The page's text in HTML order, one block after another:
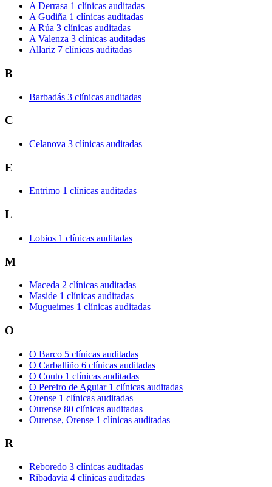
A Derrasa 1 clínicas auditadas
A Gudiña 1 clínicas auditadas
A Rúa 3 clínicas auditadas
A Valenza 3 clínicas auditadas
Allariz 7 clínicas auditadas
B
Barbadás 3 clínicas auditadas
C
Celanova 3 clínicas auditadas
E
Entrimo 1 clínicas auditadas
L
Lobios 1 clínicas auditadas
M
Maceda 2 clínicas auditadas
Maside 1 clínicas auditadas
Mugueimes 1 clínicas auditadas
O
O Barco 5 clínicas auditadas
O Carballiño 6 clínicas auditadas
O Couto 1 clínicas auditadas
O Pereiro de Aguiar 1 clínicas auditadas
Orense 1 clínicas auditadas
Ourense 80 clínicas auditadas
Ourense, Orense 1 clínicas auditadas
R
Reboredo 3 clínicas auditadas
Ribadavia 4 clínicas auditadas